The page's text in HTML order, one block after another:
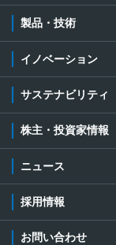
製品・技術
イノベーション
サステナビリティ
株主・投資家情報
ニュース
採用情報
新規ウィンドウを
お問い合わせ